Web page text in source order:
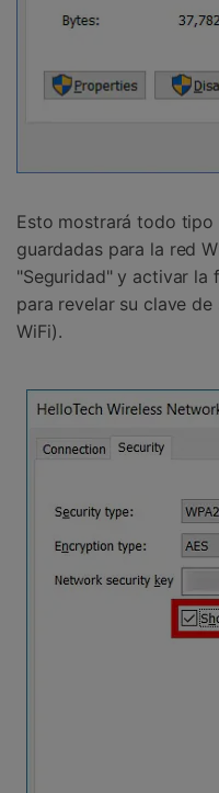
Esto mostrará todo
guardadas para la red
"Seguridad" y activar la
para revelar su clave
WiFi).󠀲󠀩󠀥󠀦󠀨󠀣󠀧󠀦󠀳